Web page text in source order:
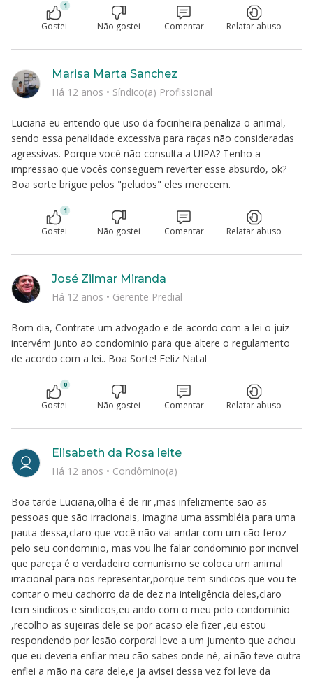
1
Gostei Não gostei Comentar Relatar abuso
Luciana eu entendo que uso da focinheira penaliza o animal,
sendo essa penalidade excessiva para raças não consideradas
agressivas. Porque você não consulta a UIPA? Tenho a
impressão que vocês conseguem reverter esse absurdo, ok?
Boa sorte brigue pelos "peludos" eles merecem.
Marisa Marta Sanchez
Há 12 anos • Síndico(a) Profissional
1
Gostei Não gostei Comentar Relatar abuso
Bom dia, Contrate um advogado e de acordo com a lei o juiz
intervém junto ao condominio para que altere o regulamento
de acordo com a lei.. Boa Sorte! Feliz Natal
José Zilmar Miranda
Há 12 anos • Gerente Predial
0
Gostei Não gostei Comentar Relatar abuso
Boa tarde Luciana,olha é de rir ,mas infelizmente são as
pessoas que são irracionais, imagina uma assmbléia para uma
pauta dessa,claro que você não vai andar com um cão feroz
pelo seu condominio, mas vou lhe falar condominio por incrivel
que pareça é o verdadeiro comunismo se coloca um animal
irracional para nos representar,porque tem sindicos que vou te
contar o meu cachorro da de dez na inteligência deles,claro
tem sindicos e sindicos,eu ando com o meu pelo condominio
,recolho as sujeiras dele se por acaso ele fizer ,eu estou
respondendo por lesão corporal leve a um jumento que achou
que eu deveria enfiar meu cão sabes onde né, ai não teve outra
enfiei a mão na cara dele,e ja avisei dessa vez foi leve da
Elisabeth da Rosa leite
Há 12 anos • Condômino(a)